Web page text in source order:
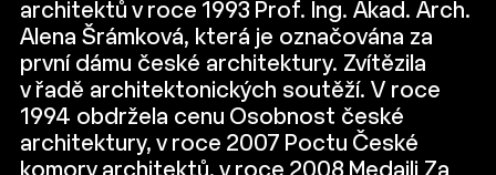
architektů v roce 1993 Prof. Ing. Akad. Arch.
Alena Šrámková, která je označována za
první dámu české architektury. Zvítězila
v řadě architektonických soutěží. V roce
1994 obdržela cenu Osobnost české
architektury, v roce 2007 Poctu České